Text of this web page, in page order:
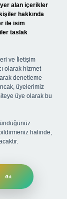
yer alan içerikler
hakkında
ile isim
taslak
ve İletişim
olarak hizmet
denetleme
üyelerimiz
üye olarak bu
halinde,